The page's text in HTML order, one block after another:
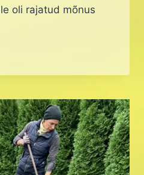
oli rajatud mõnus